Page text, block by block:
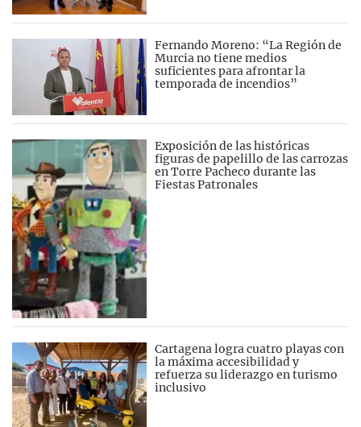
Fernando Moreno: “La Región de
Murcia no tiene medios
suficientes para afrontar la
temporada de incendios”
Exposición de las históricas
figuras de papelillo de las carrozas
en Torre Pacheco durante las
Fiestas Patronales
Cartagena logra cuatro playas con
la máxima accesibilidad y
refuerza su liderazgo en turismo
inclusivo